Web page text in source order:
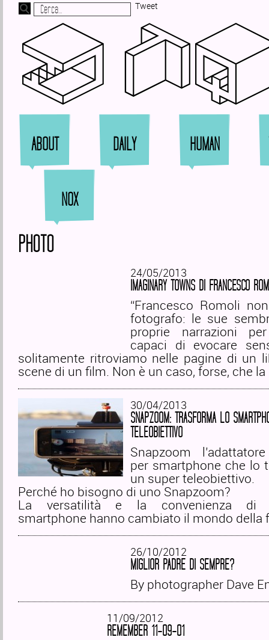
Tweet
ABOUT DAILY HUMAN
NOX
PHOTO
24/05/2013
IMAGINARY TOWNS DI FRANCESCO
“Francesco Romoli
fotografo: le sue
proprie narrazioni
capaci di evocare
solitamente ritroviamo nelle pagine di un
scene di un film. Non è un caso, forse, che
30/04/2013
SNAPZOOM: TRASFORMA LO
TELEOBIETTIVO
Snapzoom
per smartphone che lo
un super teleobiettivo.
Perché ho bisogno di uno Snapzoom?
La versatilità e la convenienza di
smartphone hanno cambiato il mondo della
26/10/2012
MIGLIOR PADRE DI SEMPRE?
By photographer Dave
11/09/2012
REMEMBER 11-09-01